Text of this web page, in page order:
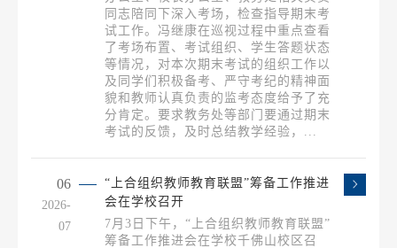
同志陪同下深入考场，检查指导期末考
试工作。冯继康在巡视过程中重点查看
了考场布置、考试组织、学生答题状态
等情况，对本次期末考试的组织工作以
及同学们积极备考、严守考纪的精神面
貌和教师认真负责的监考态度给予了充
分肯定。要求教务处等部门要通过期末
考试的反馈，及时总结教学经验，...
06
2026-
07
“上合组织教师教育联盟”筹备工作推进
会在学校召开
7月3日下午，“上合组织教师教育联盟”
筹备工作推进会在学校千佛山校区召